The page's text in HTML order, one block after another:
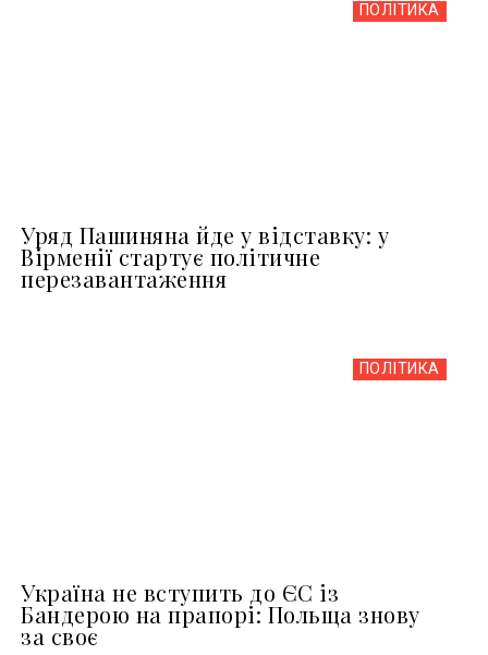
ПОЛІТИКА
Уряд Пашиняна йде у відставку: у
Вірменії стартує політичне
перезавантаження
ПОЛІТИКА
Україна не вступить до ЄС із
Бандерою на прапорі: Польща знову
за своє